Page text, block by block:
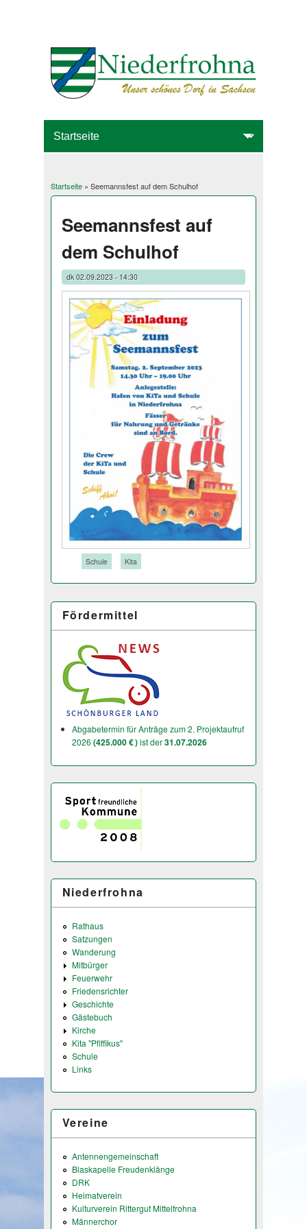
Sie sind hier
Startseite» Seemannsfest auf dem Schulhof
Seemannsfest auf
dem Schulhof
dk02.09.2023 - 14:30
Schule Kita
Fördermittel
Abgabetermin für Anträge zum 2. Projektaufruf
2026 (425.000 € )ist der31.07.2026
Niederfrohna
Rathaus
Satzungen
Wanderung
Mitbürger
Feuerwehr
Friedensrichter
Geschichte
Gästebuch
Kirche
Kita "Pfiffikus"
Schule
Links
Vereine
Antennengemeinschaft
Blaskapelle Freudenklänge
DRK
Heimatverein
Kulturverein Rittergut Mittelfrohna
Männerchor